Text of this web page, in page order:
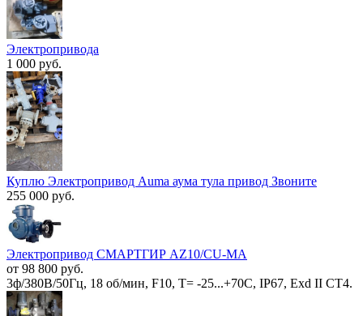
Электропривода
1 000 руб.
Куплю Электропривод Auma аума тула привод Звоните
255 000 руб.
Электропривод СМАРТГИР AZ10/CU-MA
от 98 800 руб.
3ф/380В/50Гц, 18 об/мин, F10, Т= -25...+70С, IP67, Exd II СT4.